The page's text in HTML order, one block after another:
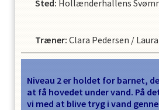
Sted: Hollænderhallens
Træner: Clara Pedersen /
Niveau 2 er holdet for barnet,
at få hovedet under vand. På
vi med at blive tryg i vand